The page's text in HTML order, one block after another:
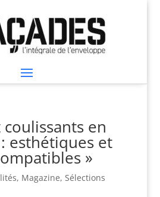
en
esthétiques et
»
, Magazine, Sélections